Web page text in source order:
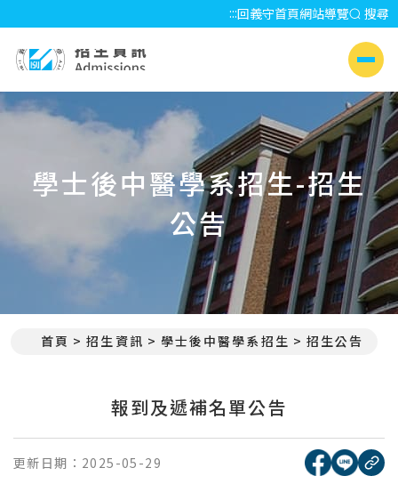
:::回義守首頁網站導覽 搜尋
側選單
學士後中醫學系招生-招生
公告
首頁 招生資訊 學士後中醫學系招生 招生公告
報到及遞補名單公告
更新日期： 2025-05-29 [另開新
[另開
複